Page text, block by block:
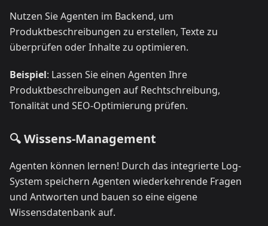
Nutzen Sie Agenten im Backend, um
Produktbeschreibungen zu erstellen, Texte zu
überprüfen oder Inhalte zu optimieren.
Beispiel: Lassen Sie einen Agenten Ihre
Produktbeschreibungen auf Rechtschreibung,
Tonalität und SEO-Optimierung prüfen.
🔍 Wissens-Management
Agenten können lernen! Durch das integrierte Log-
System speichern Agenten wiederkehrende Fragen
und Antworten und bauen so eine eigene
Wissensdatenbank auf.